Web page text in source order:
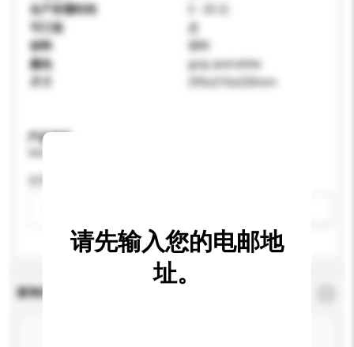
生产所需时间
可订造
是
材料
塑料
颜色
gray and white
295x210x220mm
产品规格
查询内容
请先输入您的电邮地
址。